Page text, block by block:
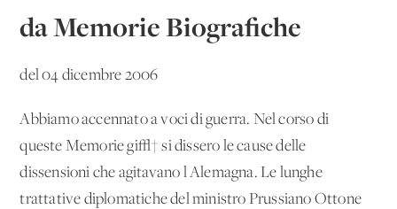
da Memorie Biografiche
del 04 dicembre 2006
Abbiamo accennato a voci di guerra. Nel corso di
queste Memorie gi√† si dissero le cause delle
dissensioni che agitavano l'Alemagna. Le lunghe
trattative diplomatiche del ministro Prussiano Ottone